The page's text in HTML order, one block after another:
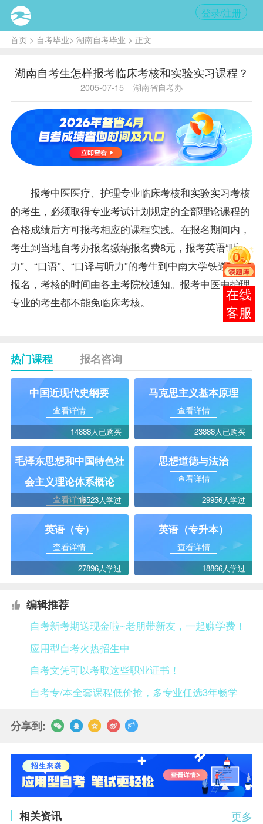
登录/注册
首页> 自考毕业> 湖南自考毕业 > 正文
湖南自考生怎样报考临床考核和实验实习课程？
2005-07-15 湖南省自考办
报考中医医疗、护理专业临床考核和实验实习考核
的考生，必须取得专业考试计划规定的全部理论课程的
合格成绩后方可报考相应的课程实践。在报名期间内，
考生到当地自考办报名缴纳报名费8元，报考英语“听
力”、“口语”、“口译与听力”的考生到中南大学铁道校区
报名，考核的时间由各主考院校通知。报考中医中护理
专业的考生都不能免临床考核。
热门课程 报名咨询
中国近现代史纲要
查看详情
14888人已购买
马克思主义基本原理
查看详情
23888人已购买
毛泽东思想和中国特色社
会主义理论体系概论
查看详情16523人学过
思想道德与法治
查看详情
29956人学过
英语（专）
查看详情
27896人学过
英语（专升本）
查看详情
18866人学过
编辑推荐
自考新考期送现金啦~老朋带新友，一起赚学费！
应用型自考火热招生中
自考文凭可以考取这些职业证书！
自考专/本全套课程低价抢，多专业任选3年畅学
分享到:
更多
相关资讯
在线
客服